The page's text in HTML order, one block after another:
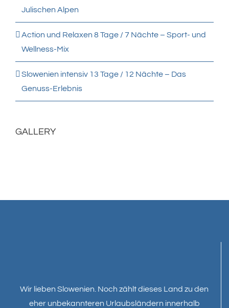
Julischen Alpen
Action und Relaxen 8 Tage / 7 Nächte – Sport- und
Wellness-Mix
Slowenien intensiv 13 Tage / 12 Nächte – Das
Genuss-Erlebnis
GALLERY
Wir lieben Slowenien. Noch zählt dieses Land zu den
eher unbekannteren Urlaubsländern innerhalb